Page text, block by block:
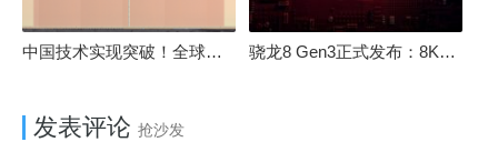
中国技术实现突破！全球最先进的3D NAND存储芯片被发现 骁龙8 Gen3正式发布：8K240手游成真！AI性能飙升98％
发表评论 抢沙发